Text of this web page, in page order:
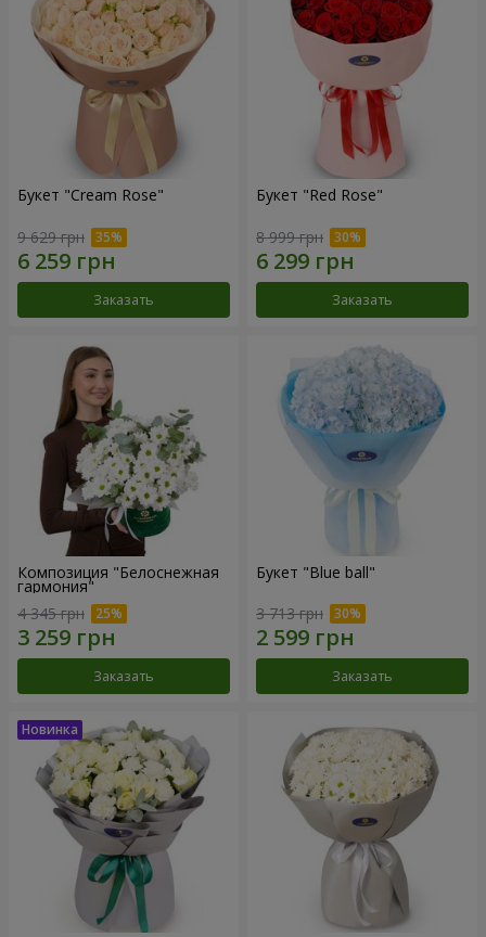
Букет "Cream Rose"
9 629 грн
Заказать
Букет "Red Rose"
8 999 грн
Заказать
Композиция "Белоснежная
гармония"
4 345 грн
Заказать
Букет "Blue ball"
3 713 грн
Заказать